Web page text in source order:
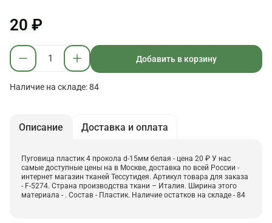
20 ₽
Добавить в корзину
Наличие на складе: 84
Описание Доставка и оплата
Пуговица пластик 4 прокола d-15мм белая - цена 20 ₽ У нас
самые доступные цены на в Москве, доставка по всей России -
интернет магазин тканей Тессутидея. Артикул товара для заказа
- F-5274. Страна производства ткани – Италия. Ширина этого
материала - . Состав - Пластик. Наличие остатков на складе - 84